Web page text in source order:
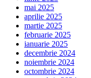
mai 2025
aprilie 2025
martie 2025
februarie 2025
ianuarie 2025
decembrie 2024
noiembrie 2024
octombrie 2024